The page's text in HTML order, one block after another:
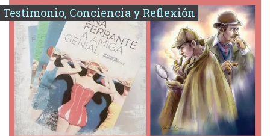
Testimonio, Conciencia y Reflexión